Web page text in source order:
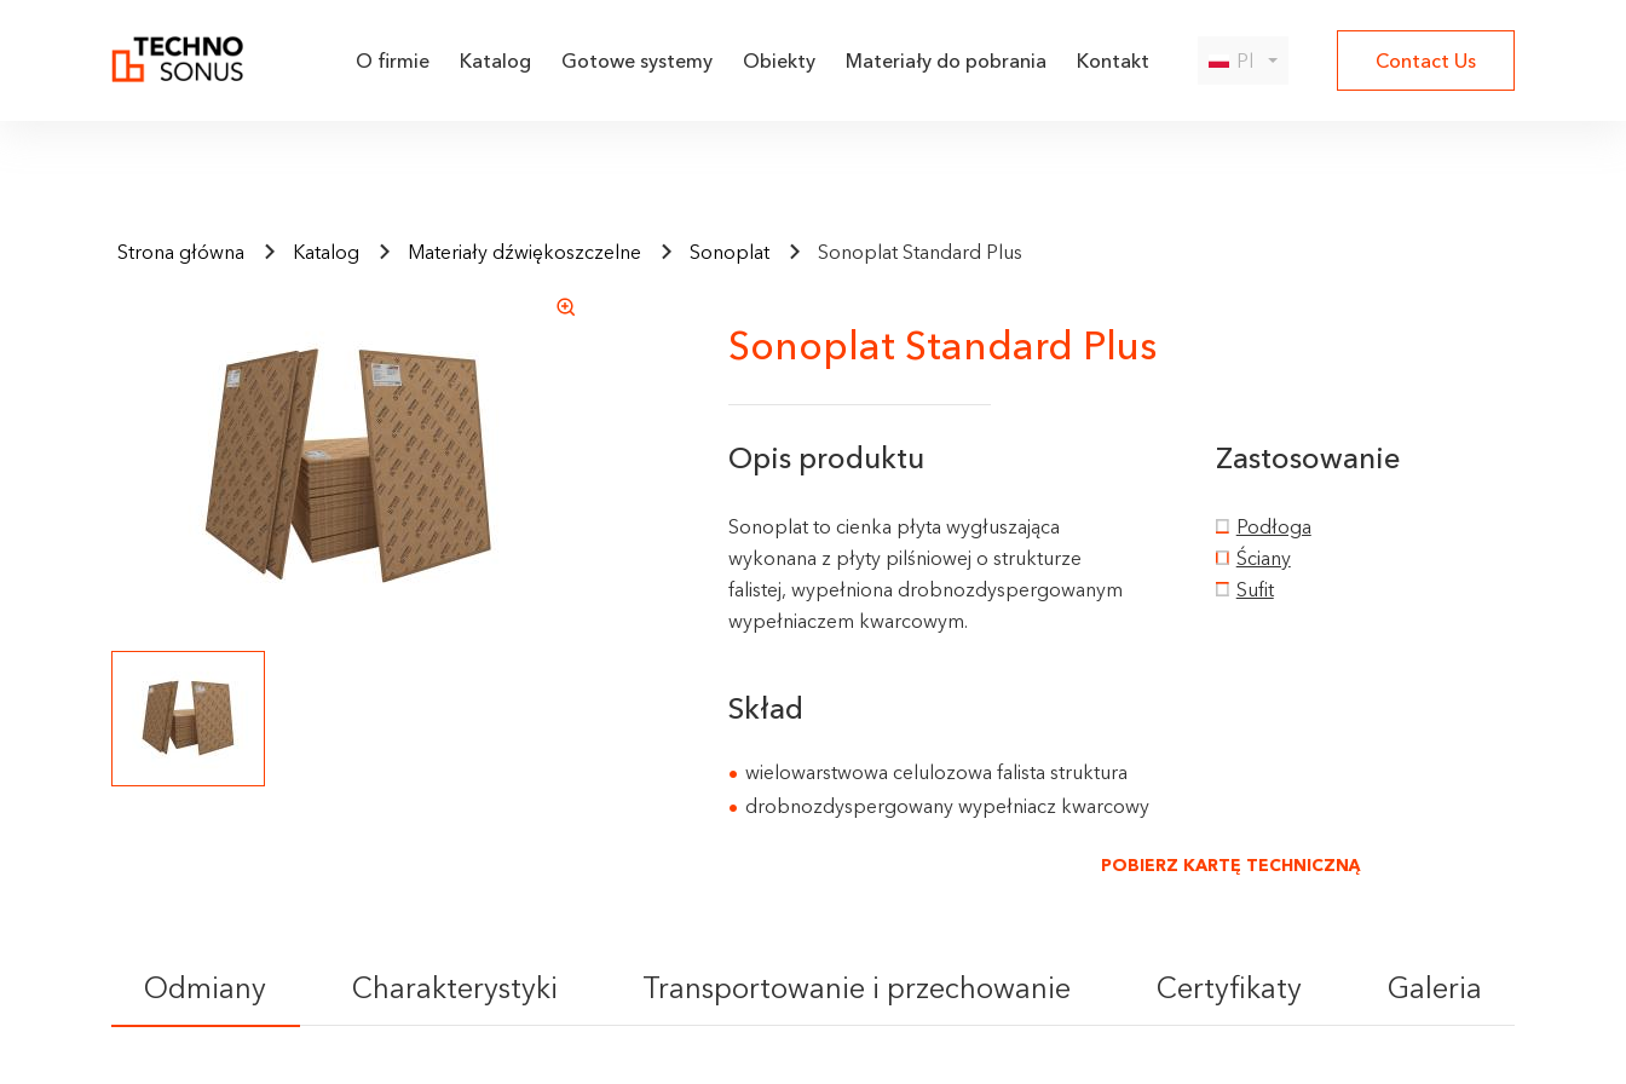
O firmie Katalog Gotowe systemy Obiekty Materiały do pobrania Kontakt Pl Contact Us
Strona główna Katalog Materiały dźwiękoszczelne Sonoplat Sonoplat Standard Plus
Sonoplat Standard Plus
Opis produktu
Sonoplat to cienka płyta wygłuszająca
wykonana z płyty pilśniowej o strukturze
falistej, wypełniona drobnozdyspergowanym
wypełniaczem kwarcowym.
Zastosowanie
Podłoga
Ściany
Sufit
Skład
wielowarstwowa celulozowa falista struktura
drobnozdyspergowany wypełniacz kwarcowy
POBIERZ KARTĘ TECHNICZNĄ
Odmiany Charakterystyki Transportowanie i przechowanie Certyfikaty Galeria